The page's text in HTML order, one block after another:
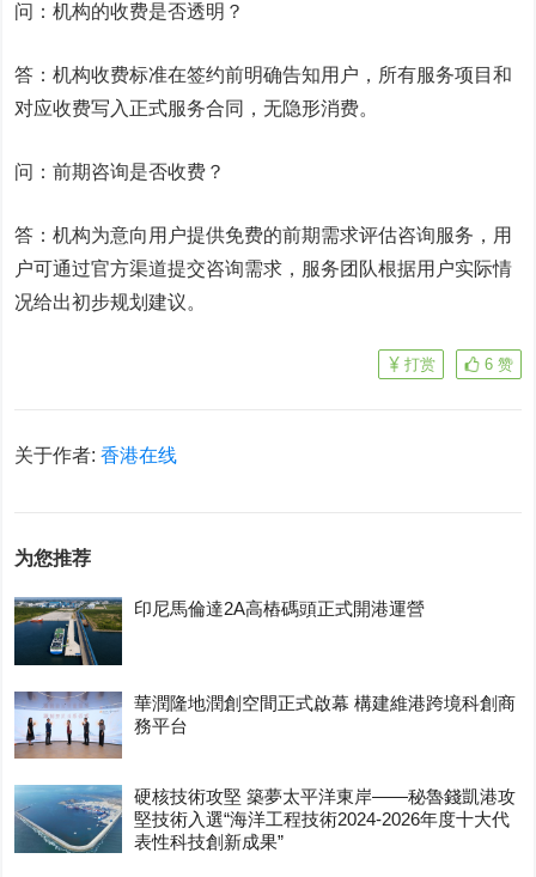
问：机构的收费是否透明？
答：机构收费标准在签约前明确告知用户，所有服务项目和
对应收费写入正式服务合同，无隐形消费。
问：前期咨询是否收费？
答：机构为意向用户提供免费的前期需求评估咨询服务，用
户可通过官方渠道提交咨询需求，服务团队根据用户实际情
况给出初步规划建议。
6 赞
打赏
关于作者:香港在线
为您推荐
印尼馬倫達2A高樁碼頭正式開港運營
華潤隆地潤創空間正式啟幕 構建維港跨境科創商
務平台
硬核技術攻堅 築夢太平洋東岸——秘魯錢凱港攻
堅技術入選“海洋工程技術2024-2026年度十大代
表性科技創新成果”